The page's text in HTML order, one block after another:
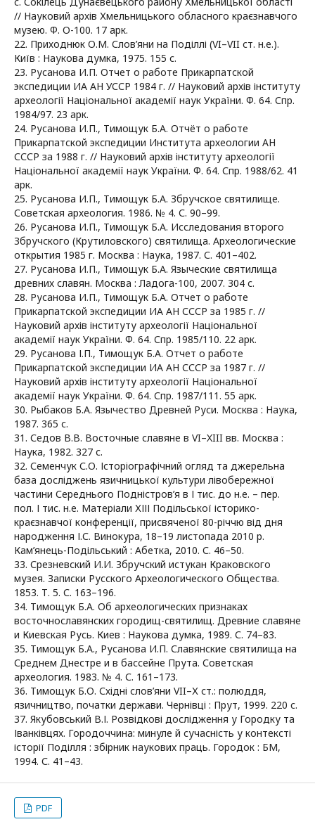
// Науковий архів Хмельницького обласного краєзнавчого
музею. Ф. О-100. 17 арк.
22. Приходнюк О.М. Слов’яни на Поділлі (VI–VII ст. н.е.).
Київ : Наукова думка, 1975. 155 с.
23. Русанова И.П. Отчет о работе Прикарпатской
экспедиции ИА АН УССР 1984 г. // Науковий архів інституту
археології Національної академії наук України. Ф. 64. Спр.
1984/97. 23 арк.
24. Русанова И.П., Тимощук Б.А. Отчёт о работе
Прикарпатской экспедиции Института археологии АН
СССР за 1988 г. // Науковий архів інституту археології
Національної академії наук України. Ф. 64. Спр. 1988/62. 41
арк.
25. Русанова И.П., Тимощук Б.А. Збручское святилище.
Советская археология. 1986. № 4. С. 90–99.
26. Русанова И.П., Тимощук Б.А. Исследования второго
Збручского (Крутиловского) святилища. Археологические
открытия 1985 г. Москва : Наука, 1987. С. 401–402.
27. Русанова И.П., Тимощук Б.А. Языческие святилища
древних славян. Москва : Ладога-100, 2007. 304 с.
28. Русанова И.П., Тимощук Б.А. Отчет о работе
Прикарпатской экспедиции ИА АН СССР за 1985 г. //
Науковий архів інституту археології Національної
академії наук України. Ф. 64. Спр. 1985/110. 22 арк.
29. Русанова І.П., Тимощук Б.А. Отчет о работе
Прикарпатской экспедиции ИА АН СССР за 1987 г. //
Науковий архів інституту археології Національної
академії наук України. Ф. 64. Спр. 1987/111. 55 арк.
30. Рыбаков Б.А. Язычество Древней Руси. Москва : Наука,
1987. 365 с.
31. Седов В.В. Восточные славяне в VI–XIII вв. Москва :
Наука, 1982. 327 с.
32. Семенчук С.О. Історіографічний огляд та джерельна
база досліджень язичницької культури лівобережної
частини Середнього Подністров’я в І тис. до н.е. – пер.
пол. І тис. н.е. Матеріали ХІІІ Подільської історико-
краєзнавчої конференції, присвяченої 80-річчю від дня
народження І.С. Винокура, 18–19 листопада 2010 р.
Кам’янець-Подільський : Абетка, 2010. С. 46–50.
33. Срезневский И.И. Збручский истукан Краковского
музея. Записки Русского Археологического Общества.
1853. Т. 5. С. 163–196.
34. Тимощук Б.А. Об археологических признаках
восточнославянских городищ-святилищ. Древние славяне
и Киевская Русь. Киев : Наукова думка, 1989. С. 74–83.
35. Тимощук Б.А., Русанова И.П. Славянские святилища на
Среднем Днестре и в бассейне Прута. Советская
археология. 1983. № 4. С. 161–173.
36. Тимощук Б.О. Східні слов’яни VII–Х ст.: полюддя,
язичництво, початки держави. Чернівці : Прут, 1999. 220 с.
37. Якубовський В.І. Розвідкові дослідження у Городку та
Іванківцях. Городоччина: минуле й сучасність у контексті
історії Поділля : збірник наукових праць. Городок : БМ,
1994. С. 41–43.
PDF